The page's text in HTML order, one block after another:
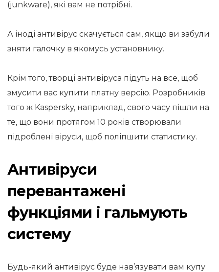
(junkware), які вам не потрібні.
А іноді антивірус скачується сам, якщо ви забули
зняти галочку в якомусь установнику.
Крім того, творці антивіруса підуть на все, щоб
змусити вас купити платну версію. Розробників
того ж Kaspersky, наприклад, свого часу пішли на
те, що вони протягом 10 років створювали
підроблені віруси, щоб поліпшити статистику.
Антивіруси
перевантажені
функціями і гальмують
систему
Будь-який антивірус буде нав’язувати вам купу